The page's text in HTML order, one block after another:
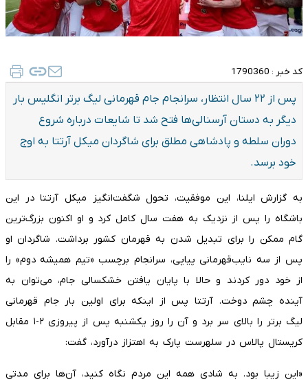
کد خبر : 1790360
پس از ۲۲ سال انتظار، سرانجام جام قهرمانی لیگ برتر انگلیس بار
دیگر به دستان آرسنالی‌ها فتح شد تا شایعات درباره شروع
دوران سلطه و پادشاهی مطلق برای شاگردان میکل آرتتا به اوج
خود برسد.
به گزارش ایلنا، این موفقیت، تحول شگفت‌انگیز میکل آرتتا در این
باشگاه را پس از نزدیک به هفت سال کامل کرد و او اکنون بزرگ‌ترین
گام ممکن را برای تبدیل شدن به قهرمان کشور برداشت. شاگردان او
پس از سه نایب‌قهرمانی پیاپی، سرانجام برچسب «تیم همیشه دوم» را
از خود دور کردند و حالا با پایان یافتن خشکسالی جام، می‌توان به
آینده چشم دوخت. آرتتا پس از اینکه برای اولین بار جام قهرمانی
لیگ برتر را بالای سر برد و آن را روز یکشنبه پس از پیروزی ۲-۱ مقابل
کریستال پالاس در سلهرست پارک به اهتزاز درآورد، گفت:
«این زیبا بود. به شادی همه این مردم نگاه کنید، آن‌ها برای مدتی